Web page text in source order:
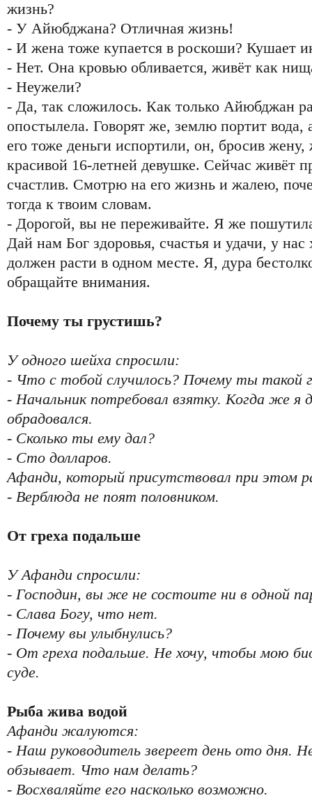
жизнь?
- У Айюбджана? Отличная жизнь!
- И жена тоже купается в роскоши? Кушает
- Нет. Она кровью обливается, живёт как
- Неужели?
- Да, так сложилось. Как только Айюбджан
опостылела. Говорят же, землю портит вода,
его тоже деньги испортили, он, бросив
красивой 16-летней девушке. Сейчас живёт
счастлив. Смотрю на его жизнь и жалею,
тогда к твоим словам.
- Дорогой, вы не переживайте. Я же
Дай нам Бог здоровья, счастья и удачи, у
должен расти в одном месте. Я, дура
обращайте внимания.
Почему ты грустишь?
У одного шейха спросили:
- Что с тобой случилось? Почему ты такой
- Начальник потребовал взятку. Когда же я
обрадовался.
- Сколько ты ему дал?
- Сто долларов.
Афанди, который присутствовал при этом
- Верблюда не поят половником.
От греха подальше
У Афанди спросили:
- Господин, вы же не состоите ни в одной
- Слава Богу, что нет.
- Почему вы улыбнулись?
- От греха подальше. Не хочу, чтобы мою
суде.
Рыба жива водой
Афанди жалуются:
- Наш руководитель звереет день ото дня.
обзывает. Что нам делать?
- Восхваляйте его насколько возможно.